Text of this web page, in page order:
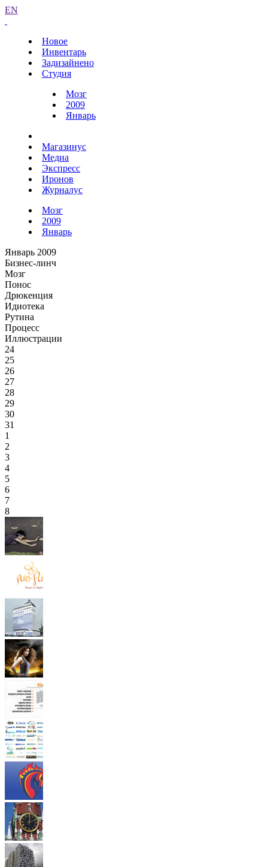
EN
Новое
Инвентарь
Задизайнено
Студия
Мозг
2009
Январь
Магазинус
Медиа
Экспресс
Иронов
Журналус
Мозг
2009
Январь
Январь 2009
Бизнес-линч
Мозг
Понос
Дрюкенция
Идиотека
Рутина
Процесс
Иллюстрации
24
25
26
27
28
29
30
31
1
2
3
4
5
6
7
8